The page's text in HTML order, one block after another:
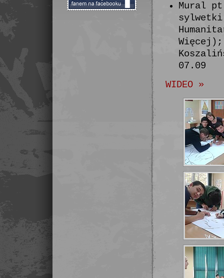
Mural
07.09
WIDEO »